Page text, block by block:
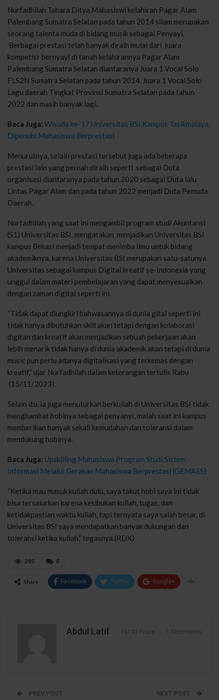
Nurfadhilah Tahara Ditya Mahasiswi kelahiran Pagar Alam
Palembang Sumatra Selatan pada tahun 2014 silam merupakan
seorang talenta muda di bidang musik sebagai Penyayi.
Berbagai prestasi telah banyak diraih mulai dari juara
kompetisi bernyayi di tanah kelahirannya Pagar Alam
Palembang Sumatra Selatan diantaranya Juara 1 Vocal Solo
FLS2N Sumatra Selatan pada tahun 2014, Juara 1 Vocal Solo
Lagu daerah Tingkat Provinsi Sumatra Selatan pada tahun
2022 dan masih banyak lagi.
Baca Juga: Wisuda ke-17 Universitas BSI Kampus Tasikmalaya,
Dipenuhi Mahasiswa Berprestasi
Menurutnya, selain prestasi tersebut juga ada beberapa
prestasi lain yang pernah diraih seperti sebagai Duta
organisasi diantaranya pada tahun 2020 sebagai Duta lalu
Lintas Pagar Alam dan pada tahun 2022 menjadi Duta Pemuda
Daerah.
Nurfadhilah yang saat ini mengambil program studi Akuntansi
(S1) Universitas BSI, mengatakan menjadikan Universitas BSI
kampus Bekasi menjadi tempat menimba ilmu untuk bidang
akademiknya, karena Universitas BSI merupakan satu-satunya
Universitas sebagai kampus Digital kreatif se-Indonesia yang
unggul dalam materi pembelajaran yang dapat menyesuaikan
dengan zaman digital seperti ini.
“Tidak dapat diungkiri bahwasannya di dunia gital seperti ini
tidak hanya dibutuhkan skill akan tetapi dengan kolaborasi
digitan dan kreatif akan menjadikan sebuah pekerjaan akan
lebih menarik tidak hanya di dunia akademik akan tetapi di dunia
music pun perlu adanya digitalisasi yang terkemas dengan
kreatif,” ujar Nurfadhilah dalam keterangan tertulis Rabu
(15/11/2023).
Selain itu, ia juga menuturkan berkuliah di Universitas BSI tidak
menghambat hobinya sebagai penyanyi, malah saat ini kampus
memberikan banyak sekali kemudahan dan toleransi dalam
mendukung hobinya.
Baca Juga: Upskilling Mahasiswa Program Studi Sistem
Informasi Melalui Gerakan Mahasiswa Berprestasi (GEMASS)
“Ketika mau masuk kuliah dulu, saya takut hobi saya ini tidak
bisa tersalurkan karena kesibukan kuliah, tugas, dan
ketidakpastian waktu kuliah, tapi ternyata saya salah besar, di
Universitas BSI saya mendapatkan banyak dukungan dan
toleransi ketika kuliah,” tegasnya.(RDX)
0
295
Share Facebook Twitter Google+
Abdul Latif 16143 Posts 1 Comments
PREV POST NEXT POST